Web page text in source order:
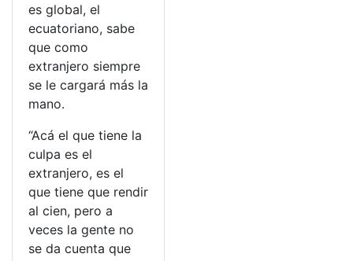
es global, el
ecuatoriano, sabe
que como
extranjero siempre
se le cargará más la
mano.
“Acá el que tiene la
culpa es el
extranjero, es el
que tiene que rendir
al cien, pero a
veces la gente no
se da cuenta que